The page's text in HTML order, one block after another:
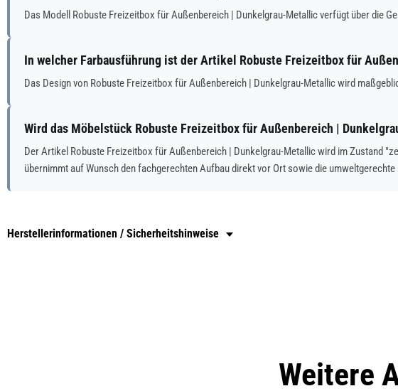
Das Modell Robuste Freizeitbox für Außenbereich | Dunkelgrau-Metallic verfügt über die
In welcher Farbausführung ist der Artikel Robuste Freizeitbox für
Das Design von Robuste Freizeitbox für Außenbereich | Dunkelgrau-Metallic wird
Wird das Möbelstück Robuste Freizeitbox für Außenbereich |
Der Artikel Robuste Freizeitbox für Außenbereich | Dunkelgrau-Metallic wird im Zustand
übernimmt auf Wunsch den fachgerechten Aufbau direkt vor Ort sowie die
Herstellerinformationen / Sicherheitshinweise
Weitere